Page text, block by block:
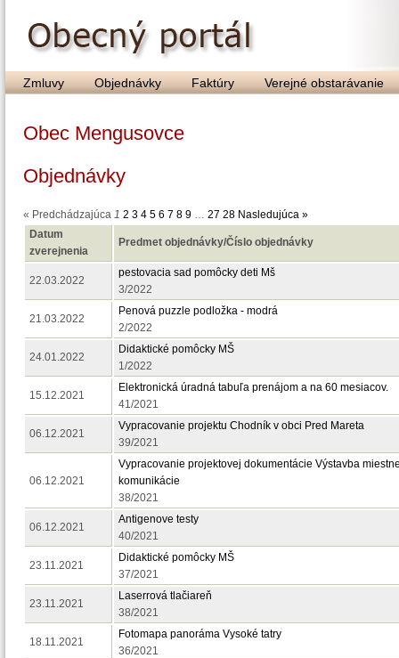
Zmluvy Objednávky Faktúry Verejné obstarávanie
Obec Mengusovce
Objednávky
« Predchádzajúca 1 2 3 4 5 6 7 8 9 … 27 28 Nasledujúca »
Datum
zverejnenia
Predmet objednávky/Číslo objednávky
22.03.2022
pestovacia sad pomôcky deti Mš
3/2022
21.03.2022
Penová puzzle podložka - modrá
2/2022
24.01.2022
Didaktické pomôcky MŠ
1/2022
15.12.2021
Elektronická úradná tabuľa prenájom a na 60 mesiacov.
41/2021
06.12.2021
Vypracovanie projektu Chodník v obci Pred Mareta
39/2021
06.12.2021
Vypracovanie projektovej dokumentácie Výstavba
komunikácie
38/2021
06.12.2021
Antigenove testy
40/2021
23.11.2021
Didaktické pomôcky MŠ
37/2021
23.11.2021
Laserrová tlačiareň
38/2021
18.11.2021
Fotomapa panoráma Vysoké tatry
36/2021